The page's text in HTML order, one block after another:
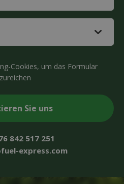
Cookies, um das Formular
842 517 251
express.com